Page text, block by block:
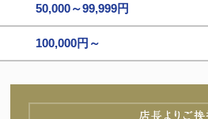
50,000～99,999円
100,000円～